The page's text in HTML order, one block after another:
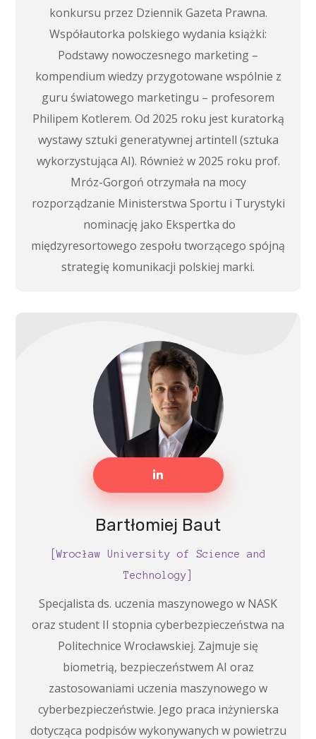
konkursu przez Dziennik Gazeta Prawna.
Współautorka polskiego wydania książki:
Podstawy nowoczesnego marketing –
kompendium wiedzy przygotowane wspólnie z
guru światowego marketingu – profesorem
Philipem Kotlerem. Od 2025 roku jest kuratorką
wystawy sztuki generatywnej artintell (sztuka
wykorzystująca AI). Również w 2025 roku prof.
Mróz-Gorgoń otrzymała na mocy
rozporządzanie Ministerstwa Sportu i Turystyki
nominację jako Ekspertka do
międzyresortowego zespołu tworzącego spójną
strategię komunikacji polskiej marki.
Bartłomiej Baut
[Wrocław University of Science and
Technology]
Specjalista ds. uczenia maszynowego w NASK
oraz student II stopnia cyberbezpieczeństwa na
Politechnice Wrocławskiej. Zajmuje się
biometrią, bezpieczeństwem AI oraz
zastosowaniami uczenia maszynowego w
cyberbezpieczeństwie. Jego praca inżynierska
dotycząca podpisów wykonywanych w powietrzu